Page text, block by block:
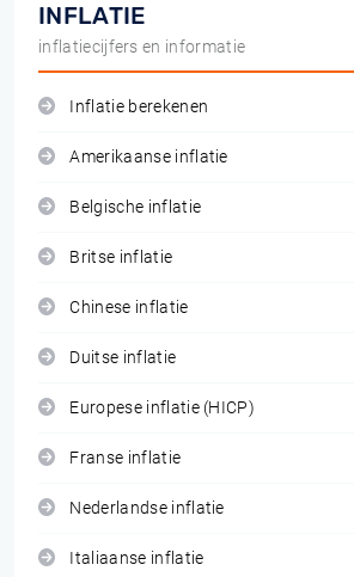
INFLATIE
inflatiecijfers en informatie
Inflatie berekenen
Amerikaanse inflatie
Belgische inflatie
Britse inflatie
Chinese inflatie
Duitse inflatie
Europese inflatie (HICP)
Franse inflatie
Nederlandse inflatie
Italiaanse inflatie